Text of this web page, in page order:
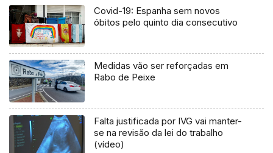
Covid-19: Espanha sem novos
óbitos pelo quinto dia consecutivo
Medidas vão ser reforçadas em
Rabo de Peixe
Falta justificada por IVG vai manter-
se na revisão da lei do trabalho
(vídeo)